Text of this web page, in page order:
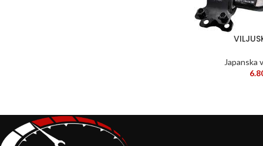
DODAJ U KORPU
Japanska